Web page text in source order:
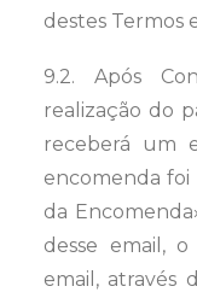
destes Termos
9.2. Após
realização do
receberá um
encomenda foi
da
desse email,
email, através